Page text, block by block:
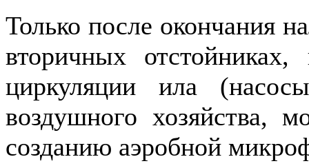
Только после окончания
вторичных
циркуляции ила
воздушного хозяйства,
созданию аэробной